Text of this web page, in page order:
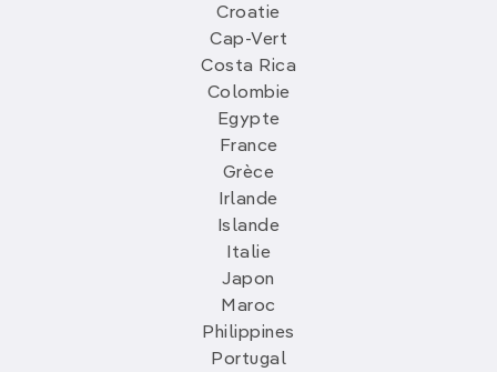
Croatie
Cap-Vert
Costa Rica
Colombie
Egypte
France
Grèce
Irlande
Islande
Italie
Japon
Maroc
Philippines
Portugal